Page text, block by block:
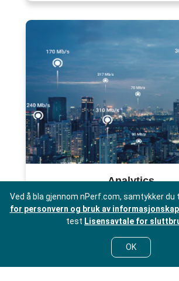
Analytics
Crowdsourcing-statistikk for
Ved å bla gjennom nPerf.com, samtykker du
for personvern og bruk av
test Lisensavtale for
OK